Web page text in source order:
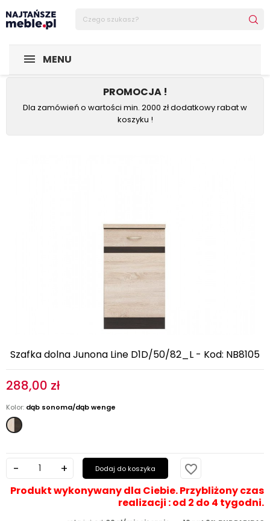
MENU
Sklep Najtańsze-meble
PROMOCJA !
Dla zamówień o wartości min. 2000 zł dodatkowy rabat w
koszyku !
Szafka dolna Junona Line D1D/50/82_L - Kod: NB8105
288,00 zł
Kolor: dąb sonoma/dąb wenge
dąb
Dodaj do koszyka favorite_border
Produkt wykonywany dla Ciebie. Przybliżony czas
realizacji : od 2 do 4 tygodni.